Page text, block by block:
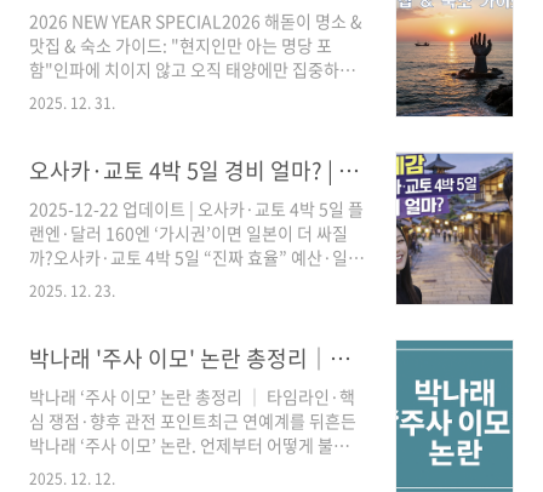
2026 NEW YEAR SPECIAL2026 해돋이 명소 &
맛집 & 숙소 가이드: "현지인만 아는 명당 포
함"인파에 치이지 않고 오직 태양에만 집중하고
싶은 당신을 위한 완벽한 플랜안녕하세요! 어느
매년 반복되는 "어디로 해 보러 가지?"라는 고민,
이번에는 제가 종지부를 찍어드리겠습니다. 단순
히 유명한 곳을 나열하는 것이 아니라, 동선의 효
율성, 숙소의 컨디션, 그리고 줄 서서 먹어도 아깝
지 않은 맛집까지 방대한 데이터를 압축해 정리
했습니다.1. 강원 강릉/양양: 로맨틱한 동해의 클
만 눈을 돌리면 여유로운 공간이 숨..
2025. 12. 31.
오사카·교토 4박 5일 경비 얼마? | 엔저 체감 ·일정표(코스) + 예산표(엔/원) + 숙소 추천
2025-12-22 업데이트 | 오사카·교토 4박 5일 플
랜엔·달러 160엔 ‘가시권’이면 일본이 더 싸질
까?오사카·교토 4박 5일 “진짜 효율” 예산·일정
·숙소 위치 완전정리환율만 믿고 갔다가 숙소비
숙소 위치 추천까지 한 번에 끝냅니다.한 줄 결론
엔저 체감은 현지 지출에서 커지고,총비용은 숙
소 위치/요일이 좌우!추천 구성오사카 2박 + 교
토 2박이동 최소화 & 만족도 최대환율 계산기준
환산: 1엔=9.41원10,000엔 ≈ 94,100원💴 엔저
체감 체크(3초) 오늘 환율만 바꿔 넣기 기준: 100
2025. 12. 23.
박나래 '주사 이모' 논란 총정리│타임라인·핵심 쟁점·향후 관전 포인트
박나래 ‘주사 이모’ 논란 총정리 │ 타임라인·핵
심 쟁점·향후 관전 포인트최근 연예계를 뒤흔든
박나래 ‘주사 이모’ 논란. 언제부터 어떻게 불거졌
고, 무엇이 핵심 쟁점인지, 앞으로 수사와 여론의
2025. 12. 12.